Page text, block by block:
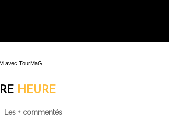
Le groupe Sainte-Claire
HEURE
Les + commentés